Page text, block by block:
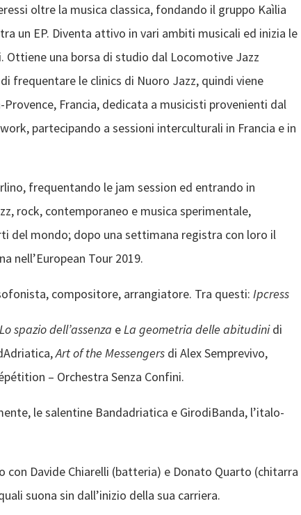
oltre la musica classica, fondando il gruppo Kaìlia
un EP. Diventa attivo in vari ambiti musicali ed inizia le
una borsa di studio dal Locomotive Jazz
frequentare le clinics di Nuoro Jazz, quindi viene
Francia, dedicata a musicisti provenienti dal
partecipando a sessioni interculturali in Francia e in
frequentando le jam session ed entrando in
rock, contemporaneo e musica sperimentale,
del mondo; dopo una settimana registra con loro il
nell’European Tour 2019.
compositore, arrangiatore. Tra questi: Ipcress
Lo spazio dell’assenza e La geometria delle abitudinidi
Art of the Messengers di Alex Semprevivo,
– Orchestra Senza Confini.
le salentine Bandadriatica e GirodiBanda, l’italo-
con Davide Chiarelli (batteria) e Donato Quarto (chitarra
suona sin dall’inizio della sua carriera.